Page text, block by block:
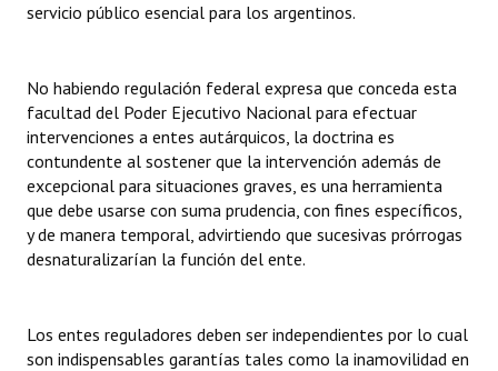
servicio público esencial para los argentinos.
No habiendo regulación federal expresa que conceda esta
facultad del Poder Ejecutivo Nacional para efectuar
intervenciones a entes autárquicos, la doctrina es
contundente al sostener que la intervención además de
excepcional para situaciones graves, es una herramienta
que debe usarse con suma prudencia, con fines específicos,
y de manera temporal, advirtiendo que sucesivas prórrogas
desnaturalizarían la función del ente.
Los entes reguladores deben ser independientes por lo cual
son indispensables garantías tales como la inamovilidad en